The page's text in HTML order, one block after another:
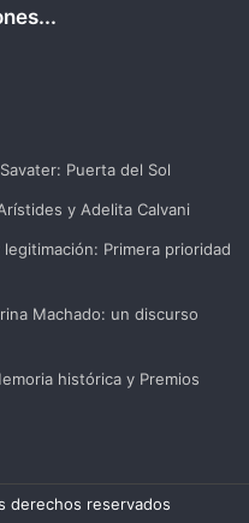
Puerta del Sol
y Adelita Calvani
Primera prioridad
Machado: un discurso
histórica y Premios
derechos reservados